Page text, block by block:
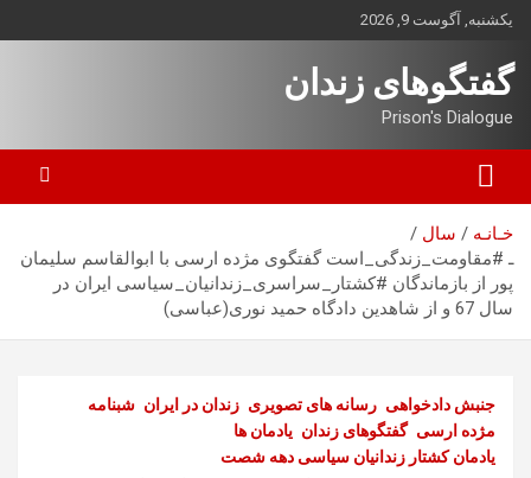
بروید
یکشنبه, آگوست 9, 2026
گفتگوهای زندان
Prison's Dialogue
خـانـه
سال
ـ #مقاومت_زندگی_است گفتگوی مژده ارسی با ابوالقاسم سلیمان
پور از بازماندگان #کشتار_سراسری_زندانیان_سیاسی ایران در
سال 67 و از شاهدین دادگاه حمید نوری(عباسی)
جنبش دادخواهی رسانه های تصویری زندان در ایران شبنامه
مژده ارسی گفتگوهای زندان یادمان ها
یادمان کشتار زندانیان سیاسی دهه شصت